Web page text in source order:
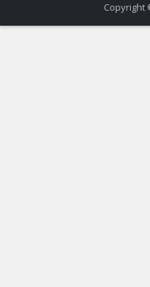
Copyright